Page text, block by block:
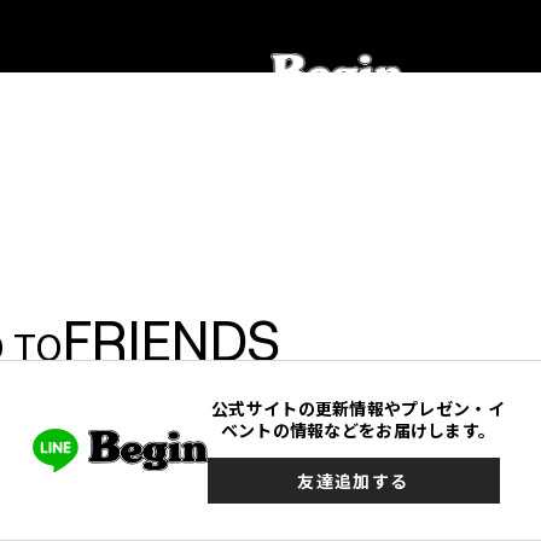
TOFRIENDS
公式サイトの更新情報やプレゼン・イ
ベントの情報などをお届けします。
友達追加する